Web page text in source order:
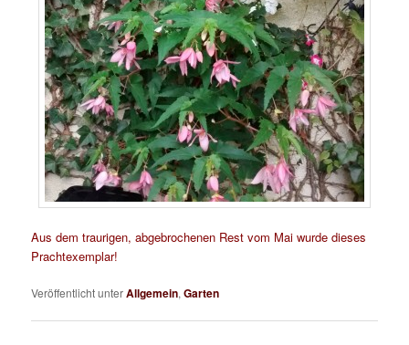
Aus dem traurigen, abgebrochenen Rest vom Mai wurde dieses
Prachtexemplar!
Veröffentlicht unterAllgemein,Garten